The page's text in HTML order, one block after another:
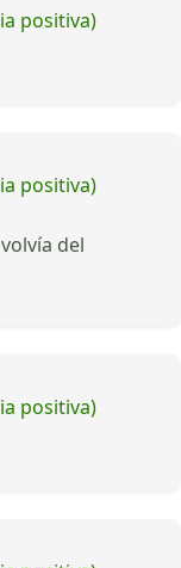
positiva)
positiva)
del
positiva)